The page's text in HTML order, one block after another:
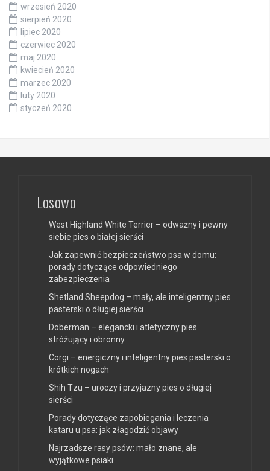
wrzesień 2020
sierpień 2020
lipiec 2020
czerwiec 2020
maj 2020
kwiecień 2020
marzec 2020
luty 2020
styczeń 2020
Losowo
West Highland White Terrier – odważny i pewny
siebie pies o białej sierści
Jak zapewnić bezpieczeństwo psa w domu:
porady dotyczące odpowiedniego
zabezpieczenia
Shetland Sheepdog – mały, ale inteligentny pies
pasterski o długiej sierści
Doberman – elegancki i atletyczny pies
stróżujący i obronny
Corgi – energiczny i inteligentny pies pasterski o
krótkich nogach
Shih Tzu – uroczy i przyjazny pies o długiej
sierści
Porady dotyczące zapobiegania i leczenia
kataru u psa: jak złagodzić objawy
Najrzadsze rasy psów: mało znane, ale
wyjątkowe psiaki